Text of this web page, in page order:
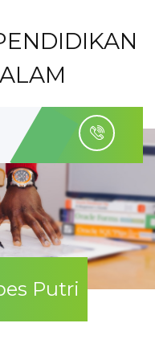
Putri